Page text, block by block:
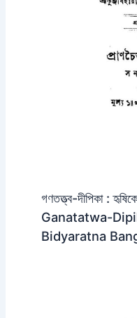
গণতত্ত্ব-দীপিকা :
Ganatatwa-
Bidyaratna